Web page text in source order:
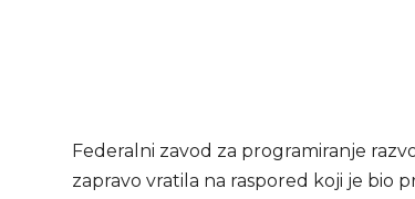
Federalni zavod za programiranje
zapravo vratila na raspored koji je bio